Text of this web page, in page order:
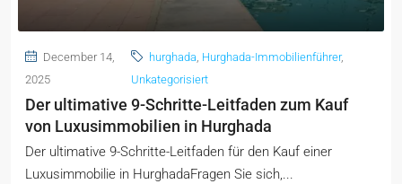
December 14,
2025
hurghada, Hurghada-Immobilienführer,
Unkategorisiert
Der ultimative 9-Schritte-Leitfaden zum Kauf
von Luxusimmobilien in Hurghada
Der ultimative 9-Schritte-Leitfaden für den Kauf einer
Luxusimmobilie in HurghadaFragen Sie sich,...